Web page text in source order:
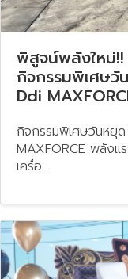
พิสูจน์พลังใหม่!!
กิจกรรมพิเศษวั
Ddi
กิจกรรมพิเศษวันหยุ
MAXFORCE พลังแ
เครื่อ...